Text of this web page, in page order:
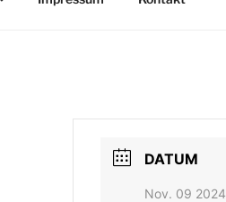
DATUM
Nov. 09 2024